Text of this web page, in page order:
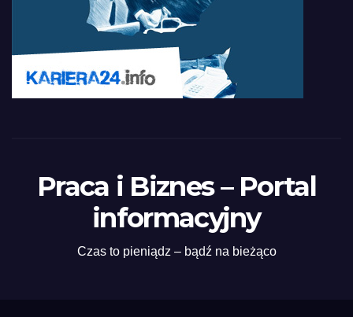
Praca i Biznes – Portal
informacyjny
Czas to pieniądz – bądź na bieżąco